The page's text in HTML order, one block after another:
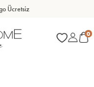
Ücretsiz
0